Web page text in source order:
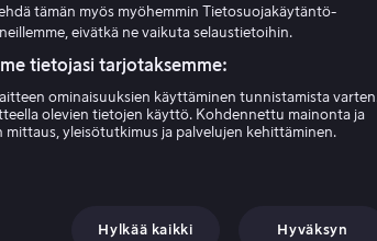
Cox
tämän myös myöhemmin Tietosuojakäytäntö-
eivätkä ne vaikuta selaustietoihin.
tietojasi tarjotaksemme:
ominaisuuksien käyttäminen tunnistamista varten.
olevien tietojen käyttö. Kohdennettu mainonta ja
yleisötutkimus ja palvelujen kehittäminen.
Hylkää kaikki Hyväksyn